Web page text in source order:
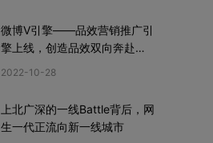
微博V引擎——品效营销推广引
擎上线，创造品效双向奔赴新
2022-10-28
上北广深的一线Battle背后，网
生一代正流向新一线城市